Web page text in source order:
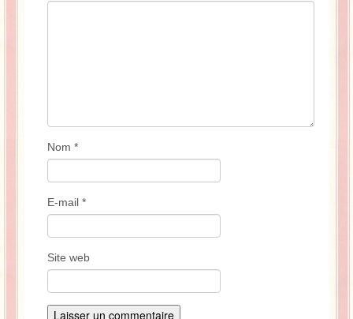
Nom *
E-mail *
Site web